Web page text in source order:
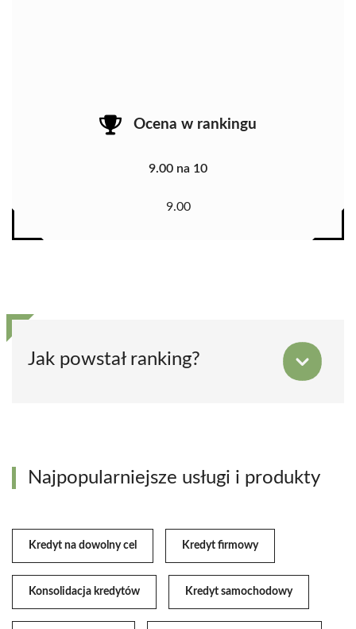
Ocena w rankingu
9.00 na 10
9.00
Jak powstał ranking?
Najpopularniejsze usługi i produkty
Kredyt na dowolny cel Kredyt firmowy
Konsolidacja kredytów Kredyt samochodowy